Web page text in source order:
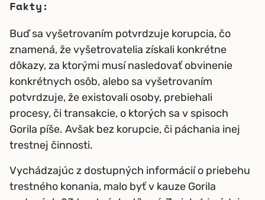
Fakty:
Buď sa vyšetrovaním potvrdzuje korupcia, čo
znamená, že vyšetrovatelia získali konkrétne
dôkazy, za ktorými musí nasledovať obvinenie
konkrétnych osôb, alebo sa vyšetrovaním
potvrdzuje, že existovali osoby, prebiehali
procesy, či transakcie, o ktorých sa v spisoch
Gorila píše. Avšak bez korupcie, či páchania inej
trestnej činnosti.
Vychádzajúc z dostupných informácií o priebehu
trestného konania, malo byť v kauze Gorila